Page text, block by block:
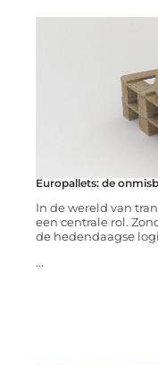
Europallets: de
In de wereld van
een centrale rol.
de hedendaagse
...